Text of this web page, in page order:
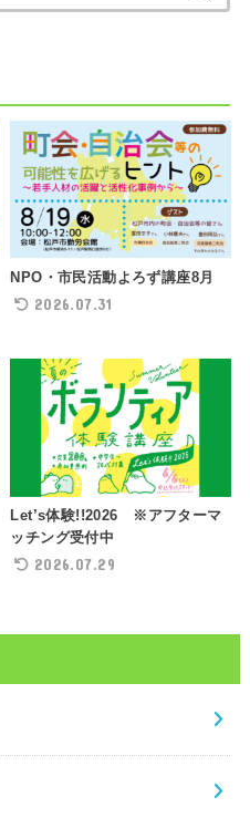
索:
NPO・市民活動よろず講座8月
2026.07.31
Let’s体験!!2026 ※アフターマ
ッチング受付中
2026.07.29